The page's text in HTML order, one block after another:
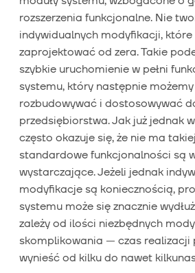
rozszerzenia funkcjonalne. Nie
indywidualnych modyfikacji, które
zaprojektować od zera. Takie
szybkie uruchomienie w pełni
systemu, który następnie
rozbudowywać i dostosowywać
przedsiębiorstwa. Jak już jednak
często okazuje się, że nie ma
standardowe funkcjonalności są
wystarczające. Jeżeli jednak
modyfikacje są koniecznością,
systemu może się znacznie
zależy od ilości niezbędnych
skomplikowania — czas realizacji
wynieść od kilku do nawet